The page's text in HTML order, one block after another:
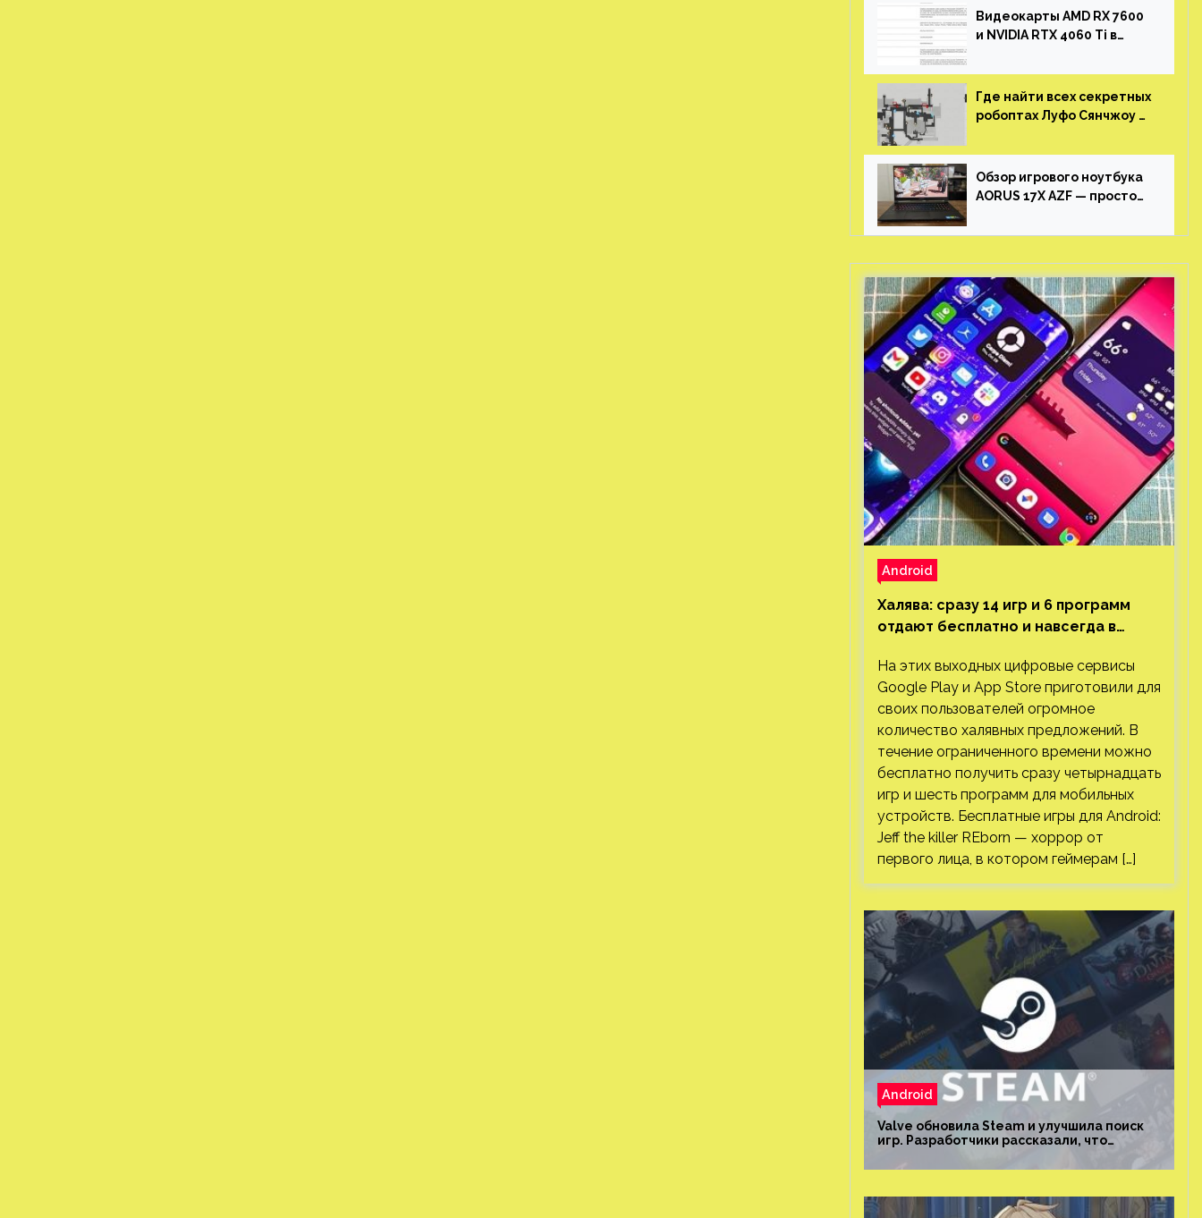
Видеокарты AMD RX 7600
и NVIDIA RTX 4060 Ti в
Где найти всех секретных
робоптах Луфо Сянчжоу в
Обзор игрового ноутбука
AORUS 17X AZF — просто
Android
Халява: сразу 14 игр и 6 программ
отдают бесплатно и навсегда в
с 1 млн загрузок
На этих выходных цифровые сервисы
Google Play и App Store приготовили для
своих пользователей огромное
количество халявных предложений. В
течение ограниченного времени можно
бесплатно получить сразу четырнадцать
игр и шесть программ для мобильных
устройств. Бесплатные игры для Android:
Jeff the killer REborn — хоррор от
первого лица, в котором геймерам […]
Android
Valve обновила Steam и улучшила поиск
игр. Разработчики рассказали, что